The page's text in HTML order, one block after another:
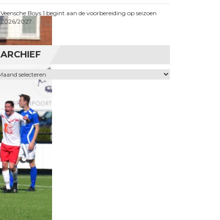
Veensche Boys 1 begint aan de voorbereiding op seizoen
2026/2027
ARCHIEF